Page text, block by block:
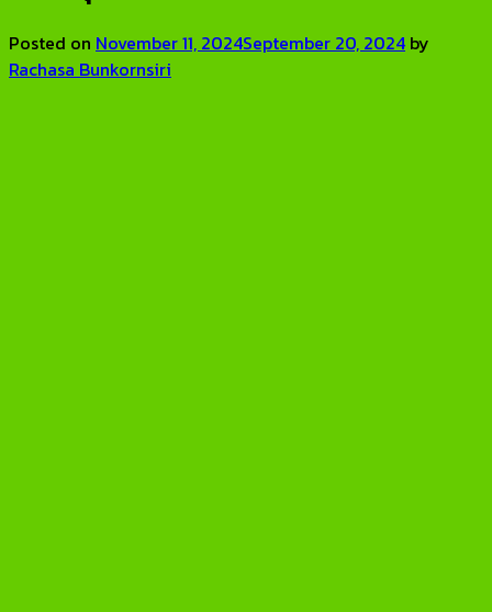
Posted on November 11, 2024September 20, 2024 by
Rachasa Bunkornsiri